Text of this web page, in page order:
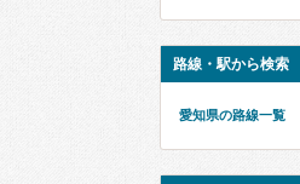
路線・駅から検索
愛知県の路線一覧